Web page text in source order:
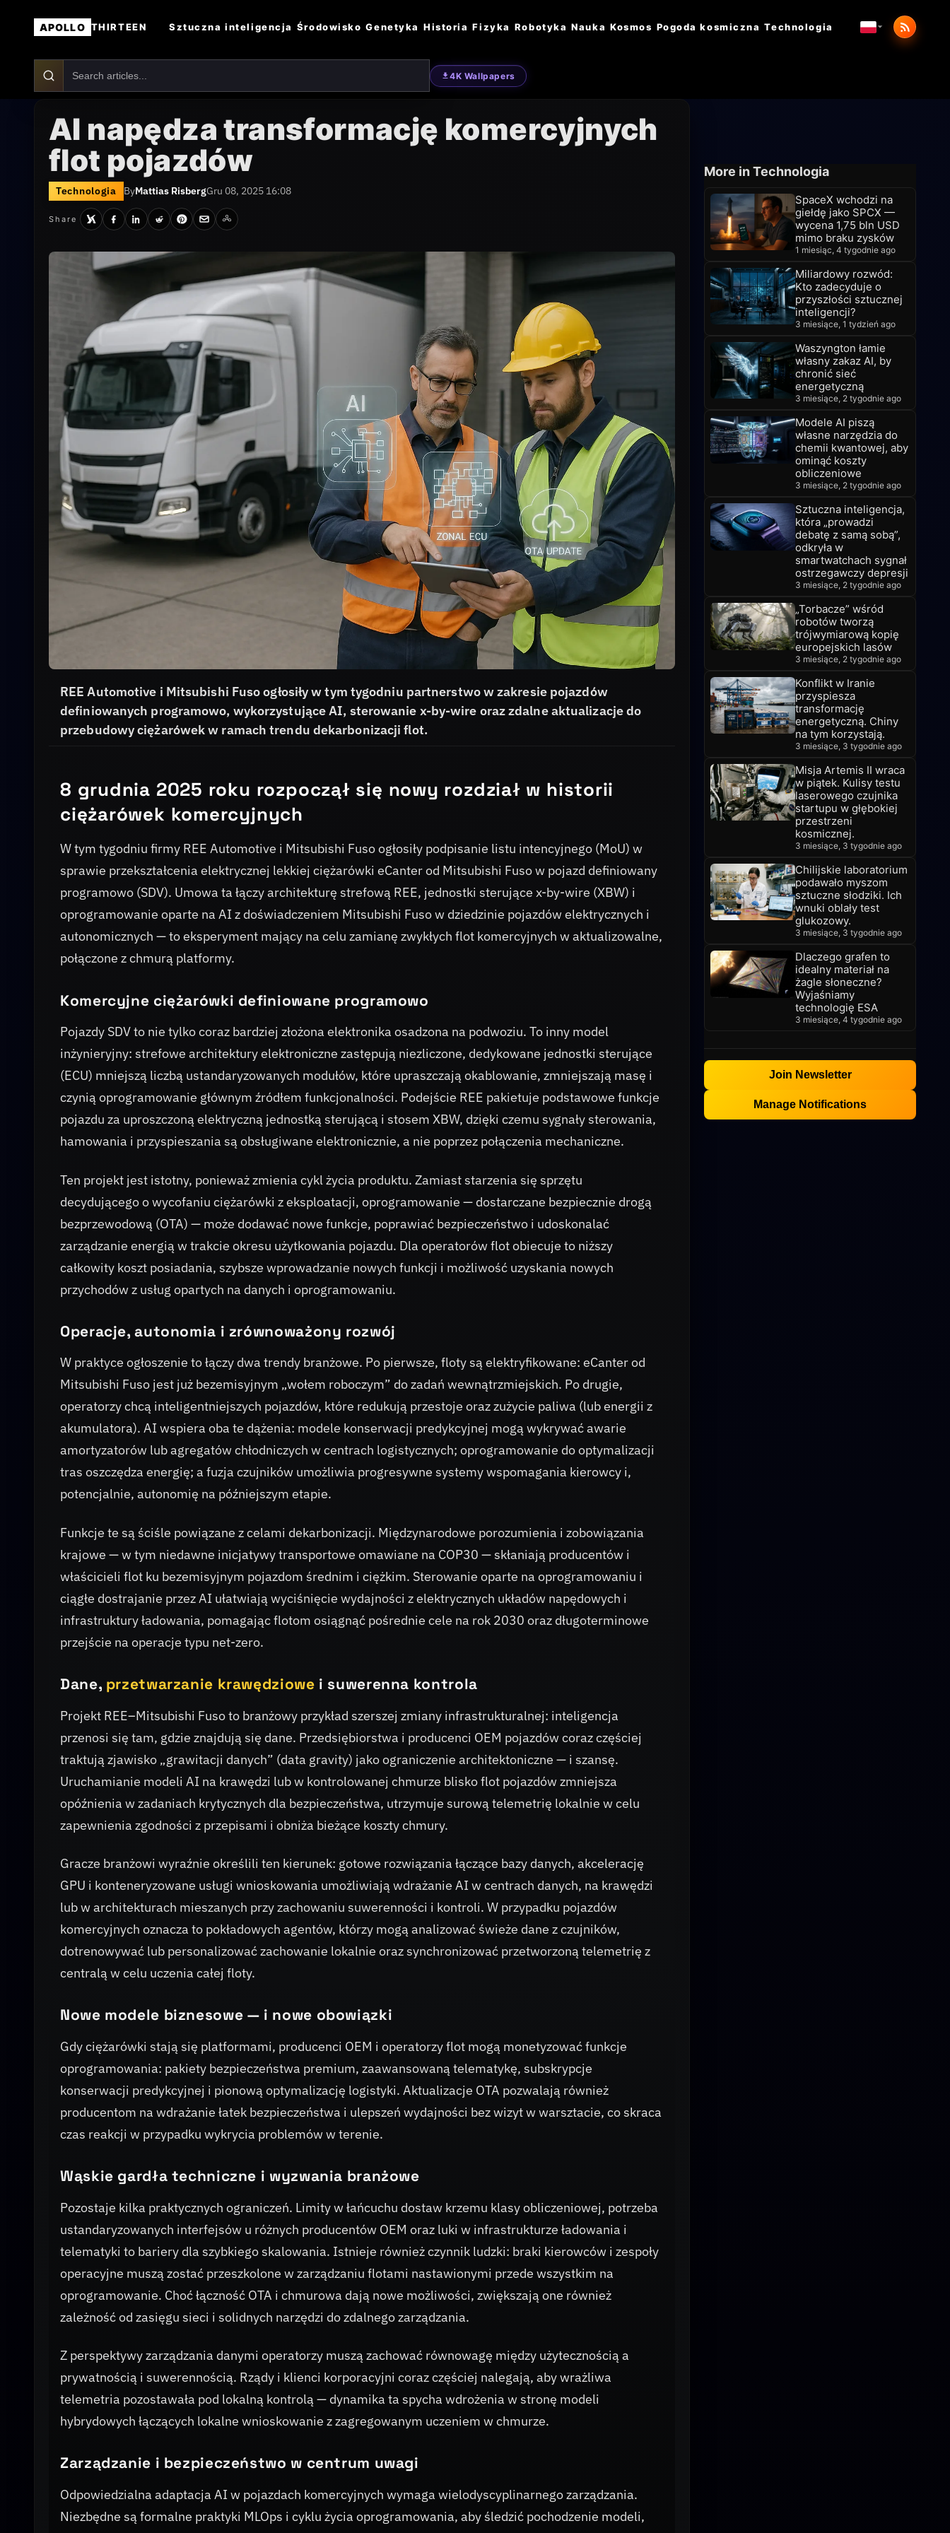
APOLLO THIRTEEN Sztuczna inteligencja Środowisko Genetyka Historia Fizyka Robotyka Nauka Kosmos Pogoda kosmiczna Technologia
4K Wallpapers
AI napędza transformację komercyjnych
flot pojazdów
Technologia ByMattias RisbergGru 08, 2025 16:08
Share
REE Automotive i Mitsubishi Fuso ogłosiły w tym tygodniu partnerstwo w zakresie pojazdów
definiowanych programowo, wykorzystujące AI, sterowanie x-by-wire oraz zdalne aktualizacje do
przebudowy ciężarówek w ramach trendu dekarbonizacji flot.
8 grudnia 2025 roku rozpoczął się nowy rozdział w historii
ciężarówek komercyjnych
W tym tygodniu firmy REE Automotive i Mitsubishi Fuso ogłosiły podpisanie listu intencyjnego (MoU) w
sprawie przekształcenia elektrycznej lekkiej ciężarówki eCanter od Mitsubishi Fuso w pojazd definiowany
programowo (SDV). Umowa ta łączy architekturę strefową REE, jednostki sterujące x-by-wire (XBW) i
oprogramowanie oparte na AI z doświadczeniem Mitsubishi Fuso w dziedzinie pojazdów elektrycznych i
autonomicznych — to eksperyment mający na celu zamianę zwykłych flot komercyjnych w aktualizowalne,
połączone z chmurą platformy.
Komercyjne ciężarówki definiowane programowo
Pojazdy SDV to nie tylko coraz bardziej złożona elektronika osadzona na podwoziu. To inny model
inżynieryjny: strefowe architektury elektroniczne zastępują niezliczone, dedykowane jednostki sterujące
(ECU) mniejszą liczbą ustandaryzowanych modułów, które upraszczają okablowanie, zmniejszają masę i
czynią oprogramowanie głównym źródłem funkcjonalności. Podejście REE pakietuje podstawowe funkcje
pojazdu za uproszczoną elektryczną jednostką sterującą i stosem XBW, dzięki czemu sygnały sterowania,
hamowania i przyspieszania są obsługiwane elektronicznie, a nie poprzez połączenia mechaniczne.
Ten projekt jest istotny, ponieważ zmienia cykl życia produktu. Zamiast starzenia się sprzętu
decydującego o wycofaniu ciężarówki z eksploatacji, oprogramowanie — dostarczane bezpiecznie drogą
bezprzewodową (OTA) — może dodawać nowe funkcje, poprawiać bezpieczeństwo i udoskonalać
zarządzanie energią w trakcie okresu użytkowania pojazdu. Dla operatorów flot obiecuje to niższy
całkowity koszt posiadania, szybsze wprowadzanie nowych funkcji i możliwość uzyskania nowych
przychodów z usług opartych na danych i oprogramowaniu.
Operacje, autonomia i zrównoważony rozwój
W praktyce ogłoszenie to łączy dwa trendy branżowe. Po pierwsze, floty są elektryfikowane: eCanter od
Mitsubishi Fuso jest już bezemisyjnym „wołem roboczym” do zadań wewnątrzmiejskich. Po drugie,
operatorzy chcą inteligentniejszych pojazdów, które redukują przestoje oraz zużycie paliwa (lub energii z
akumulatora). AI wspiera oba te dążenia: modele konserwacji predykcyjnej mogą wykrywać awarie
amortyzatorów lub agregatów chłodniczych w centrach logistycznych; oprogramowanie do optymalizacji
tras oszczędza energię; a fuzja czujników umożliwia progresywne systemy wspomagania kierowcy i,
potencjalnie, autonomię na późniejszym etapie.
Funkcje te są ściśle powiązane z celami dekarbonizacji. Międzynarodowe porozumienia i zobowiązania
krajowe — w tym niedawne inicjatywy transportowe omawiane na COP30 — skłaniają producentów i
właścicieli flot ku bezemisyjnym pojazdom średnim i ciężkim. Sterowanie oparte na oprogramowaniu i
ciągłe dostrajanie przez AI ułatwiają wyciśnięcie wydajności z elektrycznych układów napędowych i
infrastruktury ładowania, pomagając flotom osiągnąć pośrednie cele na rok 2030 oraz długoterminowe
przejście na operacje typu net-zero.
Dane, przetwarzanie krawędziowe i suwerenna kontrola
Projekt REE–Mitsubishi Fuso to branżowy przykład szerszej zmiany infrastrukturalnej: inteligencja
przenosi się tam, gdzie znajdują się dane. Przedsiębiorstwa i producenci OEM pojazdów coraz częściej
traktują zjawisko „grawitacji danych” (data gravity) jako ograniczenie architektoniczne — i szansę.
Uruchamianie modeli AI na krawędzi lub w kontrolowanej chmurze blisko flot pojazdów zmniejsza
opóźnienia w zadaniach krytycznych dla bezpieczeństwa, utrzymuje surową telemetrię lokalnie w celu
zapewnienia zgodności z przepisami i obniża bieżące koszty chmury.
Gracze branżowi wyraźnie określili ten kierunek: gotowe rozwiązania łączące bazy danych, akcelerację
GPU i konteneryzowane usługi wnioskowania umożliwiają wdrażanie AI w centrach danych, na krawędzi
lub w architekturach mieszanych przy zachowaniu suwerenności i kontroli. W przypadku pojazdów
komercyjnych oznacza to pokładowych agentów, którzy mogą analizować świeże dane z czujników,
dotrenowywać lub personalizować zachowanie lokalnie oraz synchronizować przetworzoną telemetrię z
centralą w celu uczenia całej floty.
Nowe modele biznesowe — i nowe obowiązki
Gdy ciężarówki stają się platformami, producenci OEM i operatorzy flot mogą monetyzować funkcje
oprogramowania: pakiety bezpieczeństwa premium, zaawansowaną telematykę, subskrypcje
konserwacji predykcyjnej i pionową optymalizację logistyki. Aktualizacje OTA pozwalają również
producentom na wdrażanie łatek bezpieczeństwa i ulepszeń wydajności bez wizyt w warsztacie, co skraca
czas reakcji w przypadku wykrycia problemów w terenie.
Wąskie gardła techniczne i wyzwania branżowe
Pozostaje kilka praktycznych ograniczeń. Limity w łańcuchu dostaw krzemu klasy obliczeniowej, potrzeba
ustandaryzowanych interfejsów u różnych producentów OEM oraz luki w infrastrukturze ładowania i
telematyki to bariery dla szybkiego skalowania. Istnieje również czynnik ludzki: braki kierowców i zespoły
operacyjne muszą zostać przeszkolone w zarządzaniu flotami nastawionymi przede wszystkim na
oprogramowanie. Choć łączność OTA i chmurowa dają nowe możliwości, zwiększają one również
zależność od zasięgu sieci i solidnych narzędzi do zdalnego zarządzania.
Z perspektywy zarządzania danymi operatorzy muszą zachować równowagę między użytecznością a
prywatnością i suwerennością. Rządy i klienci korporacyjni coraz częściej nalegają, aby wrażliwa
telemetria pozostawała pod lokalną kontrolą — dynamika ta spycha wdrożenia w stronę modeli
hybrydowych łączących lokalne wnioskowanie z zagregowanym uczeniem w chmurze.
Zarządzanie i bezpieczeństwo w centrum uwagi
Odpowiedzialna adaptacja AI w pojazdach komercyjnych wymaga wielodyscyplinarnego zarządzania.
Niezbędne są formalne praktyki MLOps i cyklu życia oprogramowania, aby śledzić pochodzenie modeli,
More in Technologia
SpaceX wchodzi na
giełdę jako SPCX —
wycena 1,75 bln USD
mimo braku zysków
1 miesiąc, 4 tygodnie ago
Miliardowy rozwód:
Kto zadecyduje o
przyszłości sztucznej
inteligencji?
3 miesiące, 1 tydzień ago
Waszyngton łamie
własny zakaz AI, by
chronić sieć
energetyczną
3 miesiące, 2 tygodnie ago
Modele AI piszą
własne narzędzia do
chemii kwantowej, aby
ominąć koszty
obliczeniowe
3 miesiące, 2 tygodnie ago
Sztuczna inteligencja,
która „prowadzi
debatę z samą sobą”,
odkryła w
smartwatchach sygnał
ostrzegawczy depresji
3 miesiące, 2 tygodnie ago
„Torbacze” wśród
robotów tworzą
trójwymiarową kopię
europejskich lasów
3 miesiące, 2 tygodnie ago
Konflikt w Iranie
przyspiesza
transformację
energetyczną. Chiny
na tym korzystają.
3 miesiące, 3 tygodnie ago
Misja Artemis II wraca
w piątek. Kulisy testu
laserowego czujnika
startupu w głębokiej
przestrzeni
kosmicznej.
3 miesiące, 3 tygodnie ago
Chilijskie laboratorium
podawało myszom
sztuczne słodziki. Ich
wnuki oblały test
glukozowy.
3 miesiące, 3 tygodnie ago
Dlaczego grafen to
idealny materiał na
żagle słoneczne?
Wyjaśniamy
technologię ESA
3 miesiące, 4 tygodnie ago
Join Newsletter
Manage Notifications